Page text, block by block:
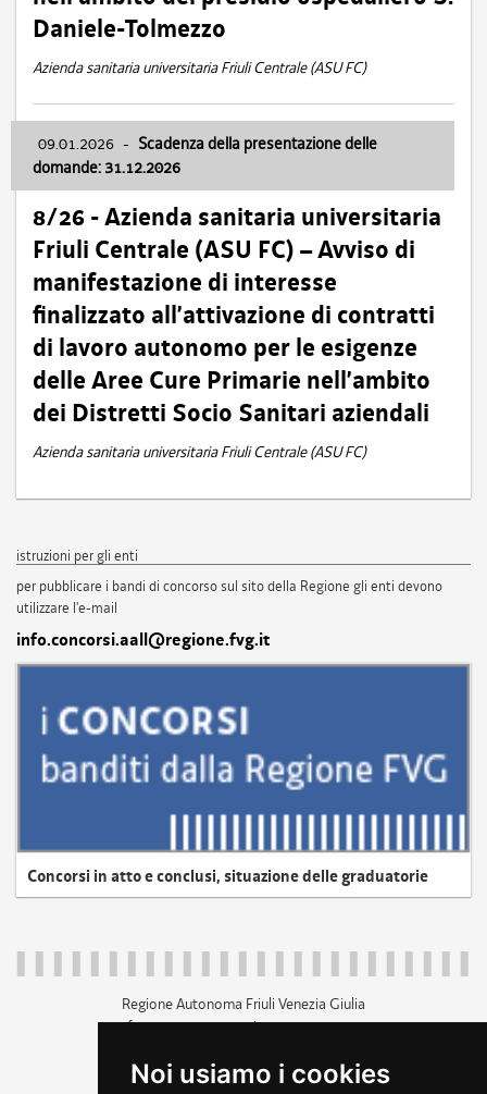
Noi usiamo i cookies
Daniele-Tolmezzo
Azienda sanitaria universitaria Friuli Centrale (ASU FC)
09.01.2026 - Scadenza della presentazione delle
domande: 31.12.2026
8/26 - Azienda sanitaria universitaria
Friuli Centrale (ASU FC) – Avviso di
manifestazione di interesse
finalizzato all’attivazione di contratti
di lavoro autonomo per le esigenze
delle Aree Cure Primarie nell’ambito
dei Distretti Socio Sanitari aziendali
Azienda sanitaria universitaria Friuli Centrale (ASU FC)
istruzioni per gli enti
per pubblicare i bandi di concorso sul sito della Regione gli enti devono
utilizzare l'e-mail
info.concorsi.aall@regione.fvg.it
Concorsi in atto e conclusi, situazione delle graduatorie
Regione Autonoma Friuli Venezia Giulia
c.f. 80014930327; p.iva 00526040324
+39 040 3771111